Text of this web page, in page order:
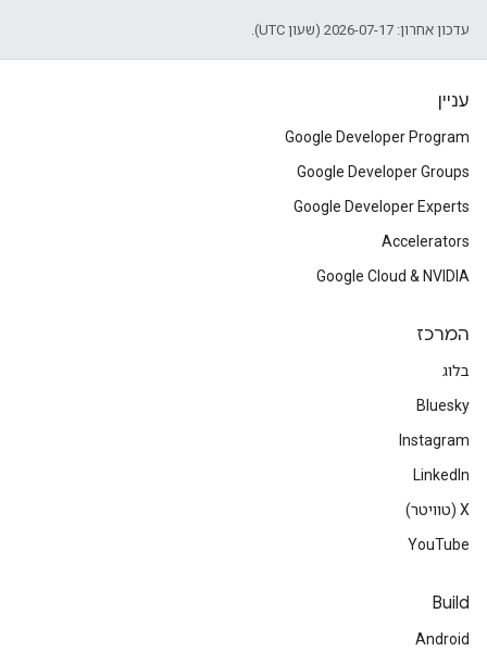
עדכון אחרון: 2026-07-17 (שעון UTC).
עניין
Google Developer Program
Google Developer Groups
Google Developer Experts
Accelerators
Google Cloud & NVIDIA
המרכז
בלוג
Bluesky
Instagram
LinkedIn
‫X (טוויטר)
YouTube
Build
Android